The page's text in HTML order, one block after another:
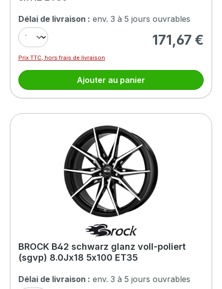
Délai de livraison : env. 3 à 5 jours ouvrables
Prix régulier :
171,67 €
Prix TTC, hors frais de livraison
Ajouter au panier
BROCK B42 schwarz glanz voll-poliert
(sgvp) 8.0Jx18 5x100 ET35
Délai de livraison : env. 3 à 5 jours ouvrables